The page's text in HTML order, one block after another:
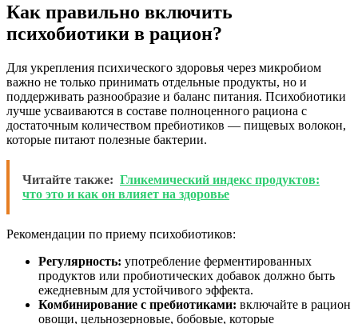
Как правильно включить
психобиотики в рацион?
Для укрепления психического здоровья через микробиом
важно не только принимать отдельные продукты, но и
поддерживать разнообразие и баланс питания. Психобиотики
лучше усваиваются в составе полноценного рациона с
достаточным количеством пребиотиков — пищевых волокон,
которые питают полезные бактерии.
Читайте также: Гликемический индекс продуктов:
что это и как он влияет на здоровье
Рекомендации по приему психобиотиков:
Регулярность: употребление ферментированных
продуктов или пробиотических добавок должно быть
ежедневным для устойчивого эффекта.
Комбинирование с пребиотиками: включайте в рацион
овощи, цельнозерновые, бобовые, которые